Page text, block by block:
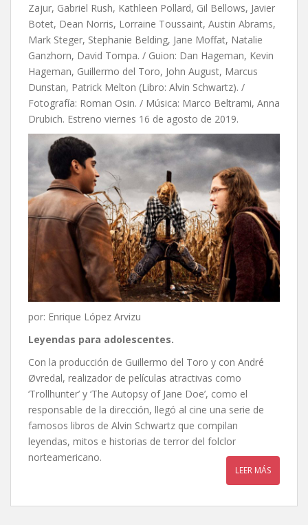
Zajur, Gabriel Rush, Kathleen Pollard, Gil Bellows, Javier
Botet, Dean Norris, Lorraine Toussaint, Austin Abrams,
Mark Steger, Stephanie Belding, Jane Moffat, Natalie
Ganzhorn, David Tompa. / Guion: Dan Hageman, Kevin
Hageman, Guillermo del Toro, John August, Marcus
Dunstan, Patrick Melton (Libro: Alvin Schwartz). /
Fotografía: Roman Osin. / Música: Marco Beltrami, Anna
Drubich. Estreno viernes 16 de agosto de 2019.
por: Enrique López Arvizu
Leyendas para adolescentes.
Con la producción de Guillermo del Toro y con André
Øvredal, realizador de películas atractivas como
‘Trollhunter’ y ‘The Autopsy of Jane Doe’, como el
responsable de la dirección, llegó al cine una serie de
famosos libros de Alvin Schwartz que compilan
leyendas, mitos e historias de terror del folclor
norteamericano.
LEER MÁS